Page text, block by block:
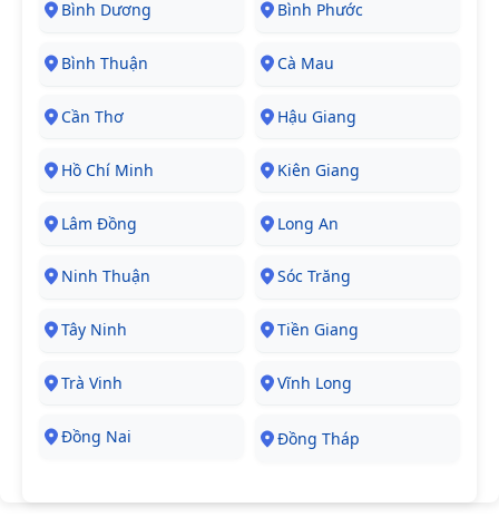
Bình Dương Bình Phước
Bình Thuận Cà Mau
Cần Thơ Hậu Giang
Hồ Chí Minh Kiên Giang
Lâm Đồng Long An
Ninh Thuận Sóc Trăng
Tây Ninh Tiền Giang
Trà Vinh Vĩnh Long
Đồng Nai Đồng Tháp